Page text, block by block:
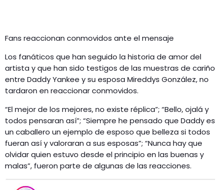
Fans reaccionan conmovidos ante el mensaje
Los fanáticos que han seguido la historia de amor del
artista y que han sido testigos de las muestras de cariño
entre Daddy Yankee y su esposa Mireddys González, no
tardaron en reaccionar conmovidos.
“El mejor de los mejores, no existe réplica”; “Bello, ojalá y
todos pensaran así”; “Siempre he pensado que Daddy es
un caballero un ejemplo de esposo que belleza si todos
fueran así y valoraran a sus esposas”; “Nunca hay que
olvidar quien estuvo desde el principio en las buenas y
malas”, fueron parte de algunas de las reacciones.